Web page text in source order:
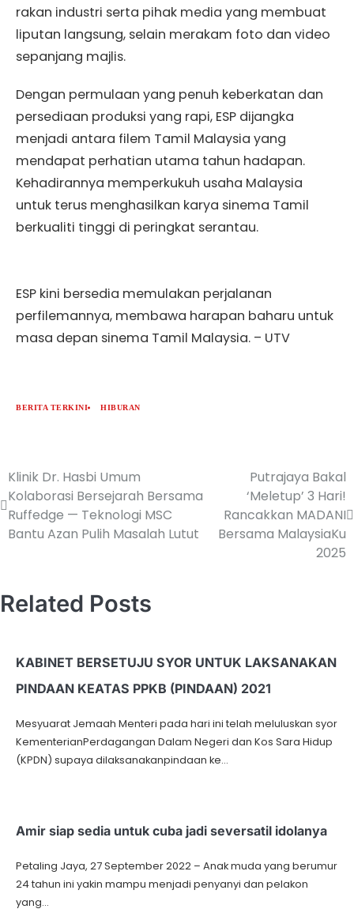
rakan industri serta pihak media yang membuat
liputan langsung, selain merakam foto dan video
sepanjang majlis.
Dengan permulaan yang penuh keberkatan dan
persediaan produksi yang rapi, ESP dijangka
menjadi antara filem Tamil Malaysia yang
mendapat perhatian utama tahun hadapan.
Kehadirannya memperkukuh usaha Malaysia
untuk terus menghasilkan karya sinema Tamil
berkualiti tinggi di peringkat serantau.
ESP kini bersedia memulakan perjalanan
perfilemannya, membawa harapan baharu untuk
masa depan sinema Tamil Malaysia. – UTV
BERITA TERKINI HIBURAN
Klinik Dr. Hasbi Umum
Kolaborasi Bersejarah Bersama
Ruffedge — Teknologi MSC
Bantu Azan Pulih Masalah Lutut
Putrajaya Bakal
‘Meletup’ 3 Hari!
Rancakkan MADANI
Bersama MalaysiaKu
2025
Related Posts
KABINET BERSETUJU SYOR UNTUK LAKSANAKAN
PINDAAN KEATAS PPKB (PINDAAN) 2021
Mesyuarat Jemaah Menteri pada hari ini telah meluluskan syor
KementerianPerdagangan Dalam Negeri dan Kos Sara Hidup
(KPDN) supaya dilaksanakanpindaan ke…
Amir siap sedia untuk cuba jadi seversatil idolanya
Petaling Jaya, 27 September 2022 – Anak muda yang berumur
24 tahun ini yakin mampu menjadi penyanyi dan pelakon
yang…